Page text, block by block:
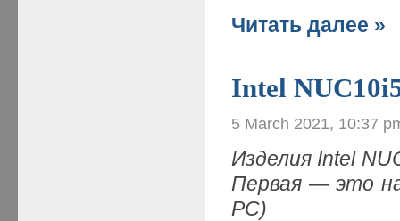
Читать далее »
Intel
5 March 2021, 10:37
Изделия Intel
Первая — это
PC)